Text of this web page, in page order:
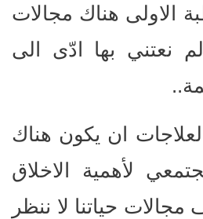
الاولى هناك مجالات
لم نعتني بها ادّى الى
ان يكون هناك
لأهمية الاخلاق
حياتنا لا ننظر